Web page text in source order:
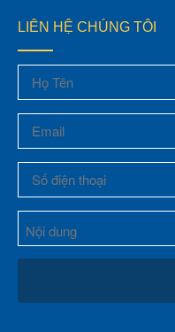
LIÊN HỆ CHÚNG TÔI